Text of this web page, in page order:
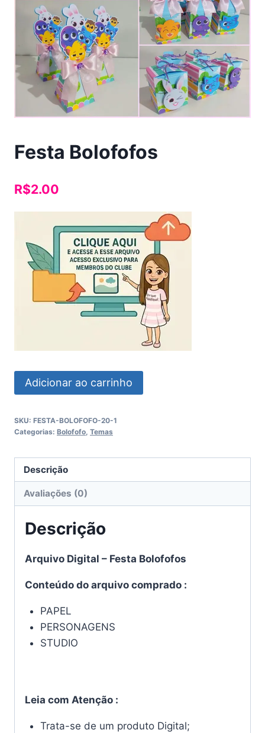
Festa Bolofofos
R$2.00
Festa
Bolofofos
Adicionar ao carrinho
SKU: FESTA-BOLOFOFO-20-1
Categorias: Bolofofo, Temas
Descrição
Avaliações (0)
Descrição
Arquivo Digital – Festa Bolofofos
Conteúdo do arquivo comprado :
PAPEL
PERSONAGENS
STUDIO
Leia com Atenção :
Trata-se de um produto Digital;